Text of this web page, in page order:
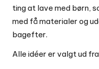
ting at lave med børn,
med få materialer og
bagefter.
Alle idéer er valgt ud